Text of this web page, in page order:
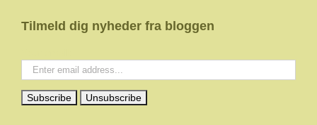
Tilmeld dig nyheder fra bloggen